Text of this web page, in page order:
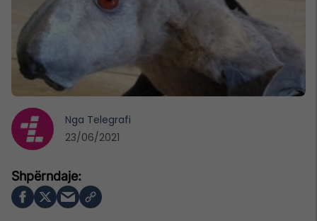
Nga Telegrafi
23/06/2021